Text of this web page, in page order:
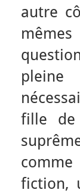
autre
pleine
fille de
comme
fiction,